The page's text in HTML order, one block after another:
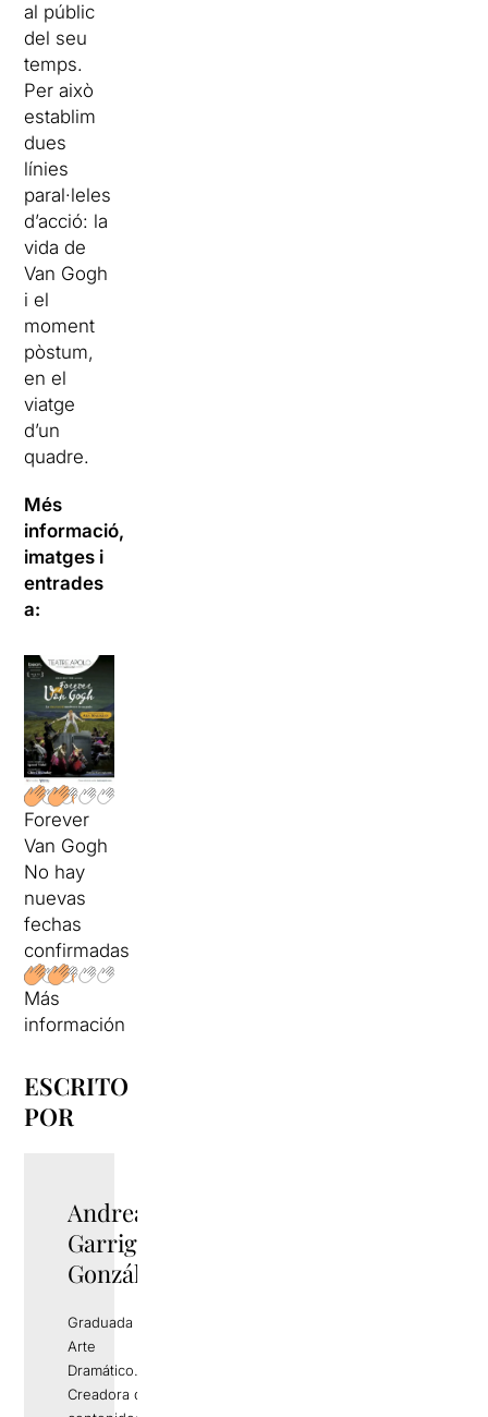
al públic
del seu
temps.
Per això
establim
dues
línies
paral·leles
d’acció: la
vida de
Van Gogh
i el
moment
pòstum,
en el
viatge
d’un
quadre.
Més
informació,
imatges i
entrades
a:
Forever
Van Gogh
No hay
nuevas
fechas
confirmadas
Más
información
ESCRITO
POR
Andrea
Garriga
González
Graduada en
Arte
Dramático.
Creadora de